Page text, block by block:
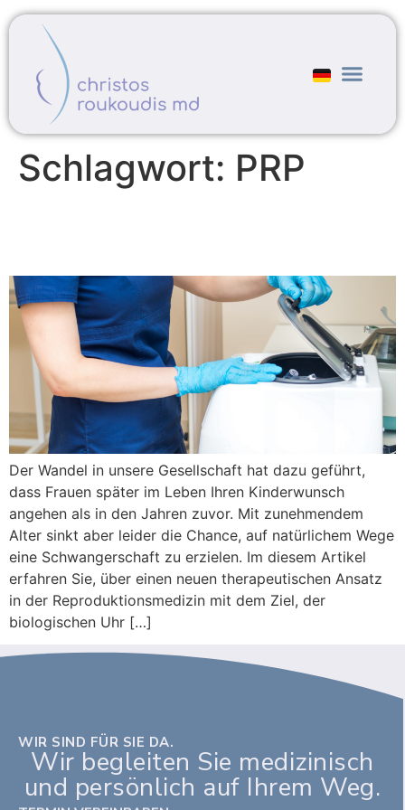
Schlagwort: PRP
Der Wandel in unsere Gesellschaft hat dazu geführt,
dass Frauen später im Leben Ihren Kinderwunsch
angehen als in den Jahren zuvor. Mit zunehmendem
Alter sinkt aber leider die Chance, auf natürlichem Wege
eine Schwangerschaft zu erzielen. Im diesem Artikel
erfahren Sie, über einen neuen therapeutischen Ansatz
in der Reproduktionsmedizin mit dem Ziel, der
biologischen Uhr […]
WIR SIND FÜR SIE DA.
Wir begleiten Sie medizinisch
und persönlich auf Ihrem Weg.